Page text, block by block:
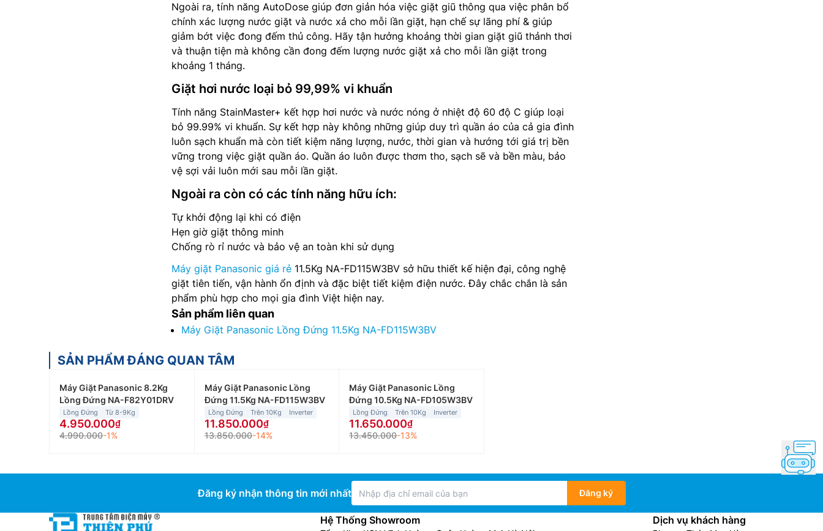
Ngoài ra, tính năng AutoDose giúp đơn giản hóa việc giặt giũ thông qua việc phân bổ
chính xác lượng nước giặt và nước xả cho mỗi lần giặt, hạn chế sự lãng phí & giúp
giảm bớt việc đong đếm thủ công. Hãy tận hưởng khoảng thời gian giặt giũ thảnh thơi
và thuận tiện mà không cần đong đếm lượng nước giặt xả cho mỗi lần giặt trong
khoảng 1 tháng.
Giặt hơi nước loại bỏ 99,99% vi khuẩn
Tính năng StainMaster+ kết hợp hơi nước và nước nóng ở nhiệt độ 60 độ C giúp loại
bỏ 99.99% vi khuẩn. Sự kết hợp này không những giúp duy trì quần áo của cả gia đình
luôn sạch khuẩn mà còn tiết kiệm năng lượng, nước, thời gian và hướng tới giá trị bền
vững trong việc giặt quần áo. Quần áo luôn được thơm tho, sạch sẽ và bền màu, bảo
vệ sợi vải luôn mới sau mỗi lần giặt.
Ngoài ra còn có các tính năng hữu ích:
Tự khởi động lại khi có điện
Hẹn giờ giặt thông minh
Chống rò rỉ nước và bảo vệ an toàn khi sử dụng
Máy giặt Panasonic giá rẻ 11.5Kg NA-FD115W3BV sở hữu thiết kế hiện đại, công nghệ
giặt tiên tiến, vận hành ổn định và đặc biệt tiết kiệm điện nước. Đây chắc chắn là sản
phẩm phù hợp cho mọi gia đình Việt hiện nay.
Sản phẩm liên quan
Máy Giặt Panasonic Lồng Đứng 11.5Kg NA-FD115W3BV
SẢN PHẨM ĐÁNG QUAN TÂM
Máy Giặt Panasonic 8.2Kg
Lồng Đứng NA-F82Y01DRV
Lồng Đứng Từ 8-9Kg
4.950.000
4.990.000-1%
Máy Giặt Panasonic Lồng
Đứng 11.5Kg NA-FD115W3BV
Lồng Đứng Trên 10Kg Inverter
11.850.000
13.850.000-14%
Máy Giặt Panasonic Lồng
Đứng 10.5Kg NA-FD105W3BV
Lồng Đứng Trên 10Kg Inverter
11.650.000
13.450.000-13%
Đăng ký nhận thông tin mới nhất Đăng ký
Hệ Thống Showroom Dịch vụ khách hàng